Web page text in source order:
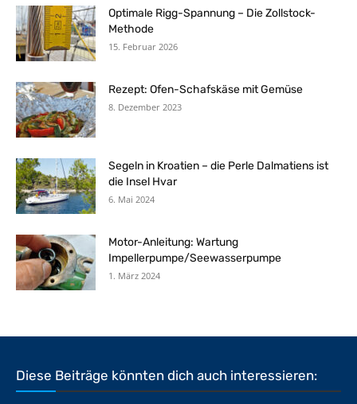
Optimale Rigg-Spannung – Die Zollstock-
Methode
15. Februar 2026
Rezept: Ofen-Schafskäse mit Gemüse
8. Dezember 2023
Segeln in Kroatien – die Perle Dalmatiens ist
die Insel Hvar
6. Mai 2024
Motor-Anleitung: Wartung
Impellerpumpe/Seewasserpumpe
1. März 2024
Diese Beiträge könnten dich auch interessieren: